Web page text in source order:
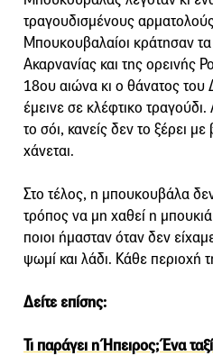
τραγουδισμένους
Μπουκουβαλαίοι κράτησαν
Ακαρνανίας και της ορεινής
18ου αιώνα κι ο θάνατος
έμεινε σε κλέφτικο
το σόι, κανείς δεν το ξέρει
χάνεται.
Στο τέλος, η μπουκουβάλα δεν
τρόπος να μη χαθεί η
ποιοι ήμασταν όταν δεν
ψωμί και λάδι. Κάθε περιοχή
Δείτε επίσης:
Τι παράγει η Ήπειρος; Ένα